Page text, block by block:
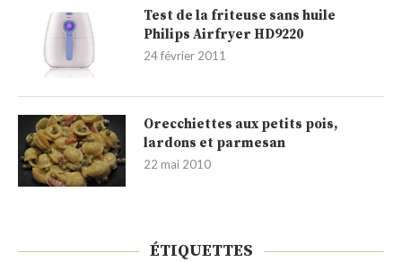
Test de la friteuse sans huile
Philips Airfryer HD9220
24 février 2011
Orecchiettes aux petits pois,
lardons et parmesan
22 mai 2010
ÉTIQUETTES